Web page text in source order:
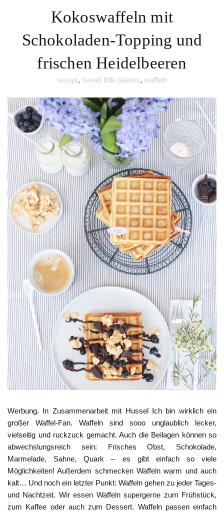
Kokoswaffeln mit
Schokoladen-Topping und
frischen Heidelbeeren
rezept, sweet little bakery, waffeln
Werbung. In Zusammenarbeit mit Hussel Ich bin wirklich ein
großer Waffel-Fan. Waffeln sind sooo unglaublich lecker,
vielseitig und ruckzuck gemacht. Auch die Beilagen können so
abwechslungsreich sein: Frisches Obst, Schokolade,
Marmelade, Sahne, Quark – es gibt einfach so viele
Möglichkeiten! Außerdem schmecken Waffeln warm und auch
kalt… Und noch ein letzter Punkt: Waffeln gehen zu jeder Tages-
und Nachtzeit. Wir essen Waffeln supergerne zum Frühstück,
zum Kaffee oder auch zum Dessert. Waffeln passen einfach